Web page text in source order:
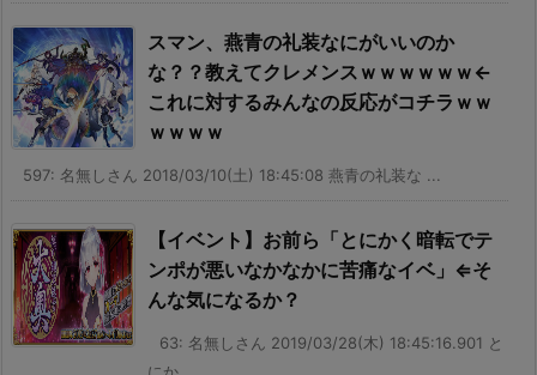
スマン、燕青の礼装なにがいいのか
な？？教えてクレメンスｗｗｗｗｗｗ←
これに対するみんなの反応がコチラｗｗ
ｗｗｗｗ
597: 名無しさん 2018/03/10(土) 18:45:08 燕青の礼装な ...
【イベント】お前ら「とにかく暗転でテ
ンポが悪いなかなかに苦痛なイベ」⇐そ
んな気になるか？
63: 名無しさん 2019/03/28(木) 18:45:16.901 と